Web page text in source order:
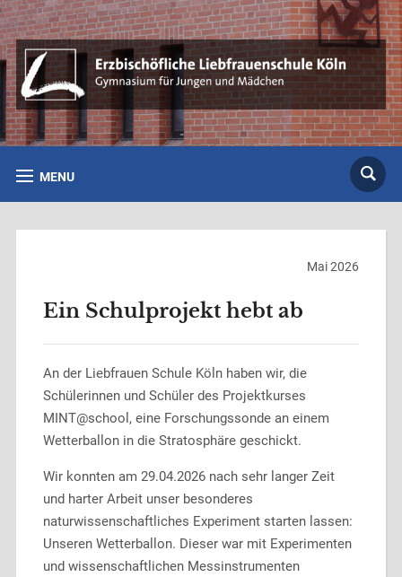
MENU
Mai 2026
Ein Schulprojekt hebt ab
An der Liebfrauen Schule Köln haben wir, die
Schülerinnen und Schüler des Projektkurses
MINT@school, eine Forschungssonde an einem
Wetterballon in die Stratosphäre geschickt.
Wir konnten am 29.04.2026 nach sehr langer Zeit
und harter Arbeit unser besonderes
naturwissenschaftliches Experiment starten lassen:
Unseren Wetterballon. Dieser war mit Experimenten
und wissenschaftlichen Messinstrumenten